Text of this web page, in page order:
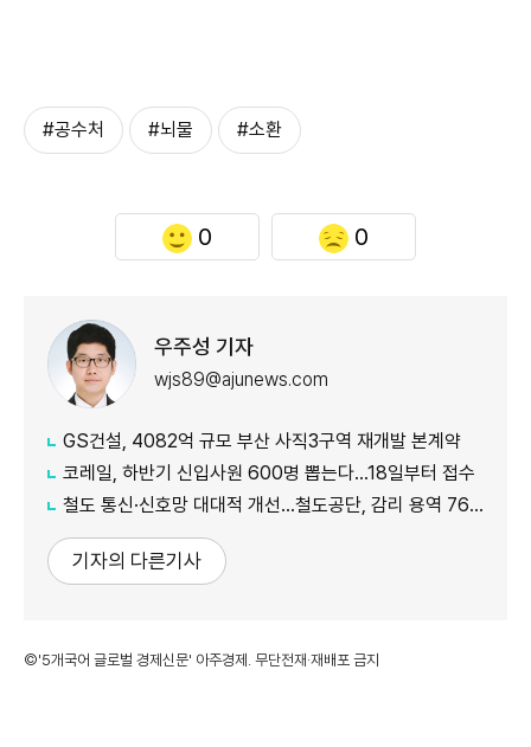
#공수처 #뇌물 #소환
0 0
우주성 기자
wjs89@ajunews.com
GS건설, 4082억 규모 부산 사직3구역 재개발 본계약
코레일, 하반기 신입사원 600명 뽑는다…18일부터 접수
철도 통신·신호망 대대적 개선…철도공단, 감리 용역 761억원 발주
기자의 다른기사
©'5개국어 글로벌 경제신문' 아주경제. 무단전재·재배포 금지